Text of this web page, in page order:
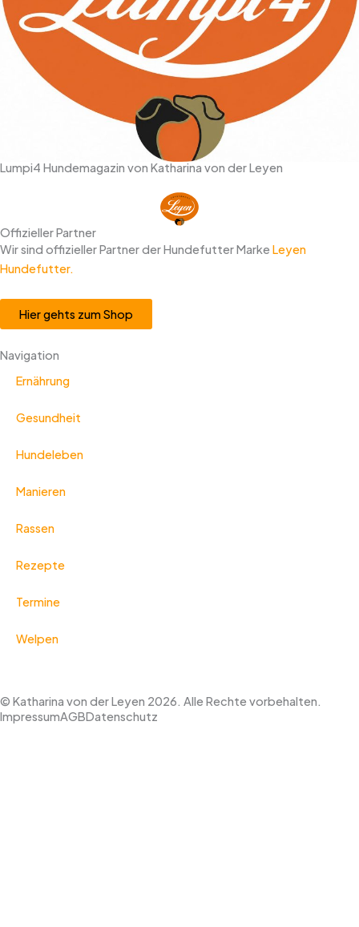
Lumpi4 Hundemagazin von Katharina von der Leyen
Offizieller Partner
Wir sind offizieller Partner der Hundefutter Marke Leyen
Hundefutter.
Hier gehts zum Shop
Navigation
Ernährung
Gesundheit
Hundeleben
Manieren
Rassen
Rezepte
Termine
Welpen
© Katharina von der Leyen 2026. Alle Rechte vorbehalten.
ImpressumAGBDatenschutz